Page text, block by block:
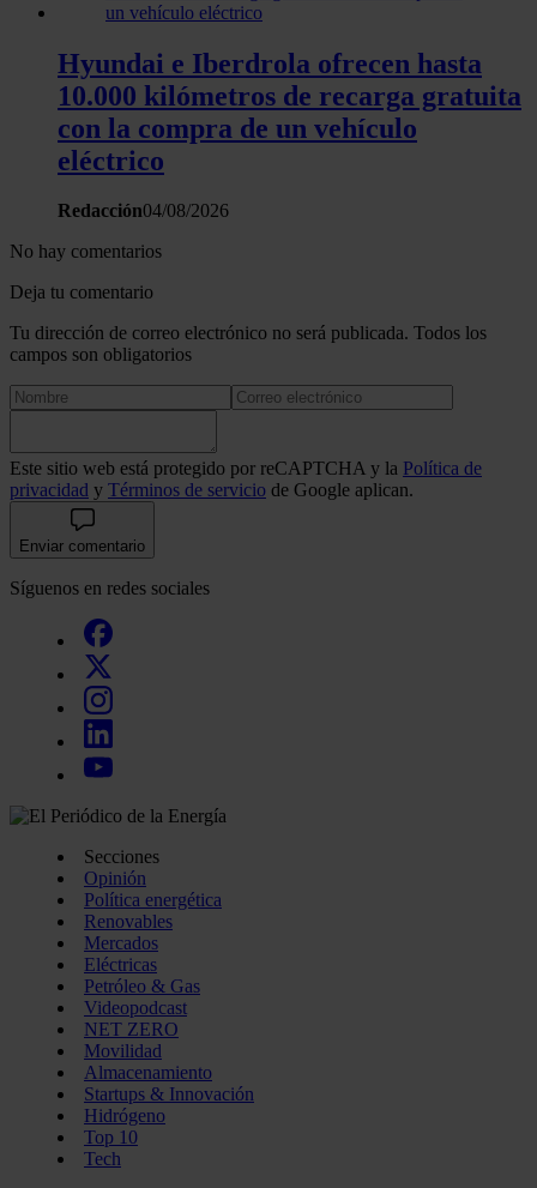
Hyundai e Iberdrola ofrecen hasta
10.000 kilómetros de recarga gratuita
con la compra de un vehículo
eléctrico
Redacción04/08/2026
No hay comentarios
Deja tu comentario
Tu dirección de correo electrónico no será publicada. Todos los
campos son obligatorios
Este sitio web está protegido por reCAPTCHA y la Política de
privacidad y Términos de servicio de Google aplican.
Enviar comentario
Síguenos en redes sociales
Secciones
Opinión
Política energética
Renovables
Mercados
Eléctricas
Petróleo & Gas
Videopodcast
NET ZERO
Movilidad
Almacenamiento
Startups & Innovación
Hidrógeno
Top 10
Tech